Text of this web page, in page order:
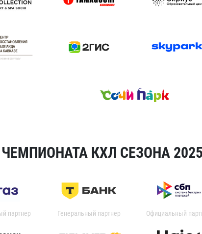
КХЛ СЕЗОНА
партнер Генеральный партнер Официальный